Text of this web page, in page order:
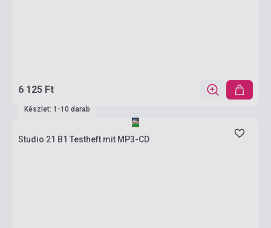
6 125 Ft
Készlet: 1-10 darab
Studio 21 B1 Testheft mit MP3-CD